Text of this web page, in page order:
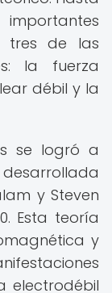
tres de las
la fuerza
débil y la
se logró a
y Steven
Esta teoría
y
electrodébil